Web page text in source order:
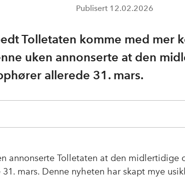
Publisert 12.02.2026
Tolletaten komme med mer
uken annonserte at den
allerede 31. mars.
annonserte Tolletaten at den midlertidige
mars. Denne nyheten har skapt mye